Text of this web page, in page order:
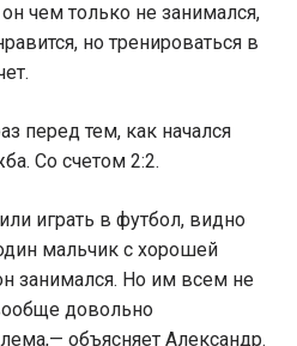
чем только не занимался,
но тренироваться в
перед тем, как начался
Со счетом 2:2.
играть в футбол, видно
мальчик с хорошей
занимался. Но им всем не
довольно
объясняет Александр.